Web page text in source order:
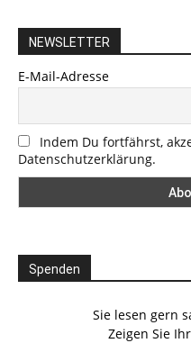
NEWSLETTER
E-Mail-Adresse
Indem Du fortfährst,
Datenschutzerklärung.
Spenden
Sie lesen gern
Zeigen Sie